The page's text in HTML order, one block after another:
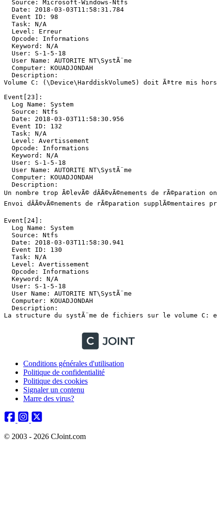
Conditions générales d'utilisation
Politique de confidentialité
Politique des cookies
Signaler un contenu
Marre des virus?
© 2003 - 2026 CJoint.com